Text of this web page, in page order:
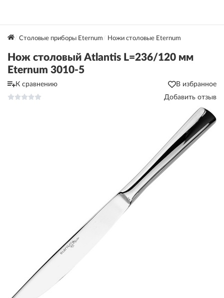
Столовые приборы Eternum Ножи столовые Eternum
Нож столовый Atlantis L=236/120 мм
Eternum 3010-5
К сравнению
В избранное
Добавить отзыв